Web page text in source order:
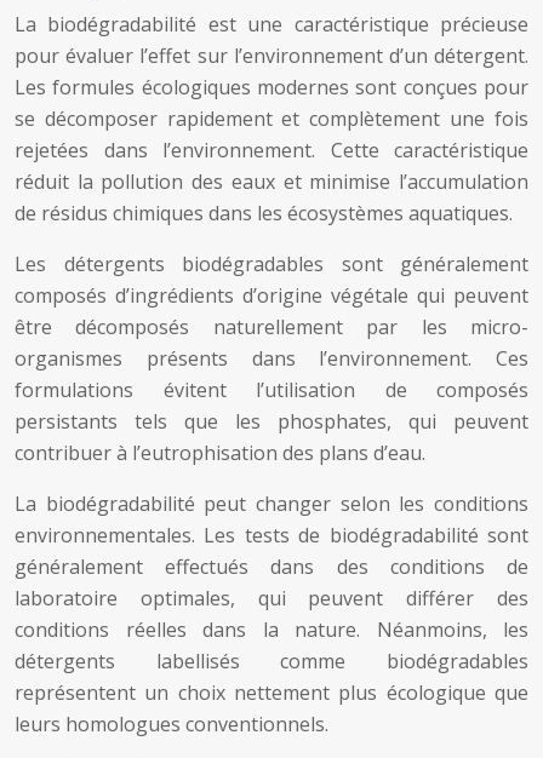
La biodégradabilité est une caractéristique précieuse
pour évaluer l’effet sur l’environnement d’un détergent.
Les formules écologiques modernes sont conçues pour
se décomposer rapidement et complètement une fois
rejetées dans l’environnement. Cette caractéristique
réduit la pollution des eaux et minimise l’accumulation
de résidus chimiques dans les écosystèmes aquatiques.
Les détergents biodégradables sont généralement
composés d’ingrédients d’origine végétale qui peuvent
être décomposés naturellement par les micro-
organismes présents dans l’environnement. Ces
formulations évitent l’utilisation de composés
persistants tels que les phosphates, qui peuvent
contribuer à l’eutrophisation des plans d’eau.
La biodégradabilité peut changer selon les conditions
environnementales. Les tests de biodégradabilité sont
généralement effectués dans des conditions de
laboratoire optimales, qui peuvent différer des
conditions réelles dans la nature. Néanmoins, les
détergents labellisés comme biodégradables
représentent un choix nettement plus écologique que
leurs homologues conventionnels.